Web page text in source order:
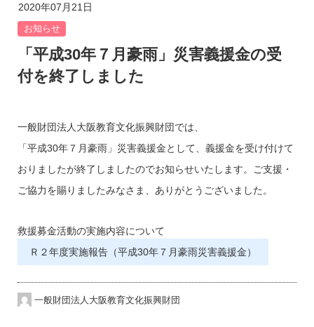
2020年07月21日
お知らせ
「平成30年７月豪雨」災害義援金の受
付を終了しました
一般財団法人大阪教育文化振興財団では、
「平成30年７月豪雨」災害義援金として、義援金を受け付けて
おりましたが終了しましたのでお知らせいたします。ご支援・
ご協力を賜りましたみなさま、ありがとうございました。
救援募金活動の実施内容について
Ｒ２年度実施報告（平成30年７月豪雨災害義援金）
一般財団法人大阪教育文化振興財団